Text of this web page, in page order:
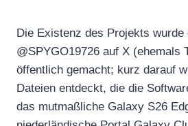
Die Existenz des Projekts wurde
@SPYGO19726 auf X (ehemals
öffentlich gemacht; kurz darauf
Dateien entdeckt, die die
das mutmaßliche Galaxy S26